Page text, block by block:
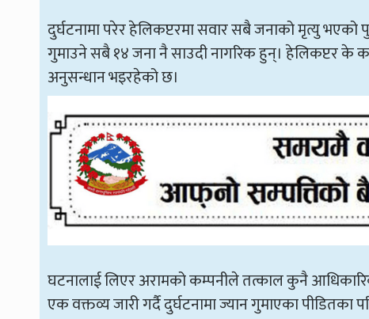
दुर्घटनामा परेर हेलिकप्टरमा सवार सबै जनाको मृत्यु भएको
गुमाउने सबै १४ जना नै साउदी नागरिक हुन्। हेलिकप्टर के
अनुसन्धान भइरहेको छ।
घटनालाई लिएर अरामको कम्पनीले तत्काल कुनै
एक वक्तव्य जारी गर्दै दुर्घटनामा ज्यान गुमाएका पीडितका